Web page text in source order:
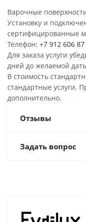
Варочные
Установку и
сертифицированные
Телефон: +7 912 606
Для заказа услуги
дней до желаемой
В стоимость
стандартные услуги.
дополнительно.
Отзывы
Задать вопрос